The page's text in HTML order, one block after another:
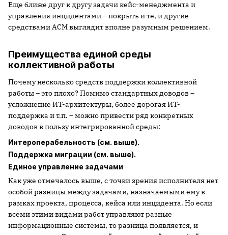
Еще ближе друг к другу задачи кейс-менеджмента и
управления инцидентами – покрыть и те, и другие
средствами ACM выглядит вполне разумным решением.
Преимущества единой среды
коллективной работы
Почему несколько средств поддержки коллективной
работы – это плохо? Помимо стандартных доводов –
усложнение ИТ-архитектуры, более дорогая ИТ-
поддержка и т.п. – можно привести ряд конкретных
доводов в пользу интегрированной среды:
Интероперабельность (см. выше).
Поддержка миграции (см. выше).
Единое управление задачами
Как уже отмечалось выше, с точки зрения исполнителя нет
особой разницы между задачами, назначаемыми ему в
рамках проекта, процесса, кейса или инцидента. Но если
всеми этими видами работ управляют разные
информационные системы, то разница появляется, и